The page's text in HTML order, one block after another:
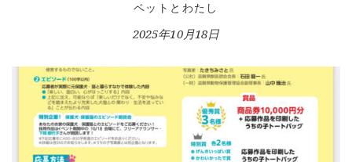
ペットとわたし
2025年10月18日